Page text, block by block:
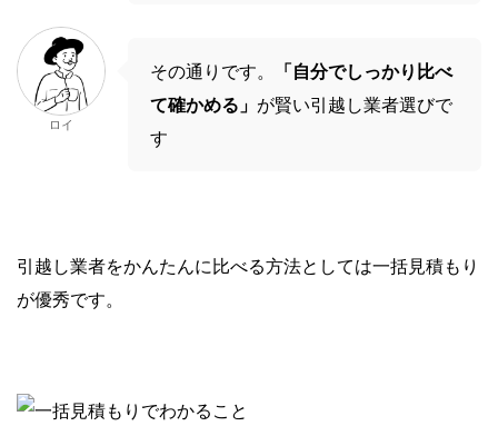
ロイ
その通りです。
「自分でしっかり比べ
て確かめる」 が賢い引越し業者選びで
す
引越し業者をかんたんに比べる方法としては一括見積もり
が優秀です。